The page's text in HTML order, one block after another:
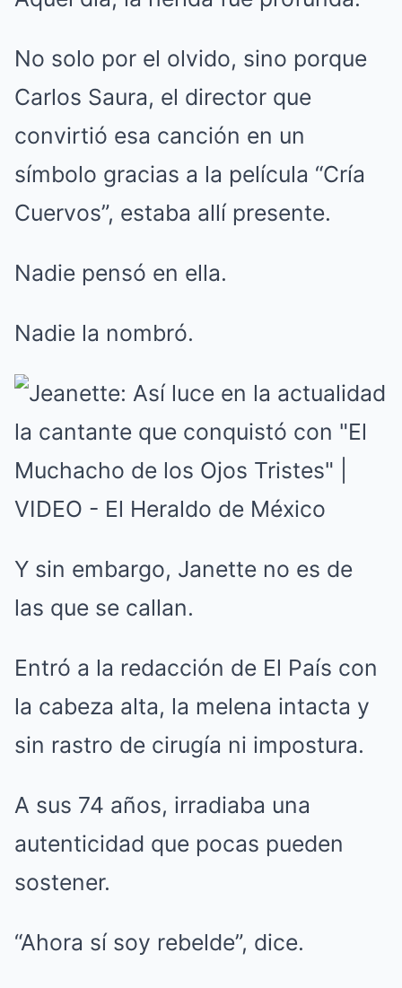
No solo por el olvido, sino porque
Carlos Saura, el director que
convirtió esa canción en un
símbolo gracias a la película “Cría
Cuervos”, estaba allí presente.
Nadie pensó en ella.
Nadie la nombró.
Y sin embargo, Janette no es de
las que se callan.
Entró a la redacción de El País con
la cabeza alta, la melena intacta y
sin rastro de cirugía ni impostura.
A sus 74 años, irradiaba una
autenticidad que pocas pueden
sostener.
“Ahora sí soy rebelde”, dice.